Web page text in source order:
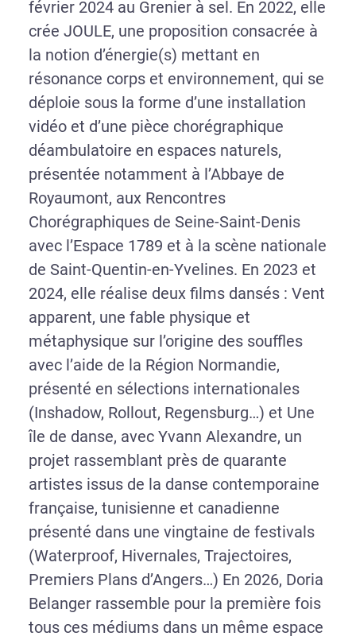
février 2024 au Grenier à sel. En 2022, elle
crée JOULE, une proposition consacrée à
la notion d’énergie(s) mettant en
résonance corps et environnement, qui se
déploie sous la forme d’une installation
vidéo et d’une pièce chorégraphique
déambulatoire en espaces naturels,
présentée notamment à l’Abbaye de
Royaumont, aux Rencontres
Chorégraphiques de Seine-Saint-Denis
avec l’Espace 1789 et à la scène nationale
de Saint-Quentin-en-Yvelines. En 2023 et
2024, elle réalise deux films dansés : Vent
apparent, une fable physique et
métaphysique sur l’origine des souffles
avec l’aide de la Région Normandie,
présenté en sélections internationales
(Inshadow, Rollout, Regensburg…) et Une
île de danse, avec Yvann Alexandre, un
projet rassemblant près de quarante
artistes issus de la danse contemporaine
française, tunisienne et canadienne
présenté dans une vingtaine de festivals
(Waterproof, Hivernales, Trajectoires,
Premiers Plans d’Angers…) En 2026, Doria
Belanger rassemble pour la première fois
tous ces médiums dans un même espace